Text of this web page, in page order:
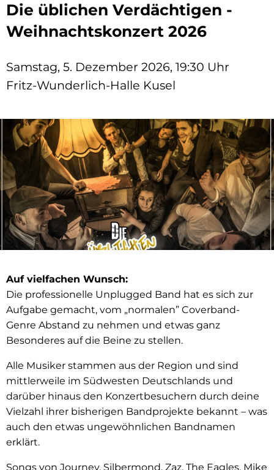
Die üblichen Verdächtigen -
Weihnachtskonzert 2026
Samstag, 5. Dezember 2026, 19:30 Uhr
Fritz-Wunderlich-Halle Kusel
Auf vielfachen Wunsch:
Die professionelle Unplugged Band hat es sich zur
Aufgabe gemacht, vom „normalen” Coverband-
Genre Abstand zu nehmen und etwas ganz
Besonderes auf die Beine zu stellen.
Alle Musiker stammen aus der Region und sind
mittlerweile im Südwesten Deutschlands und
darüber hinaus den Konzertbesuchern durch deine
Vielzahl ihrer bisherigen Bandprojekte bekannt – was
auch den etwas ungewöhnlichen Bandnamen
erklärt.
Songs von Journey, Silbermond, Zaz, The Eagles, Mike